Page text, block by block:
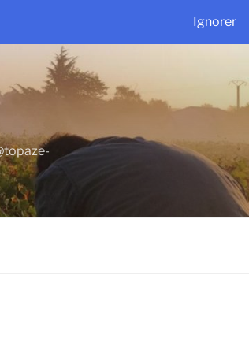
Ignorer